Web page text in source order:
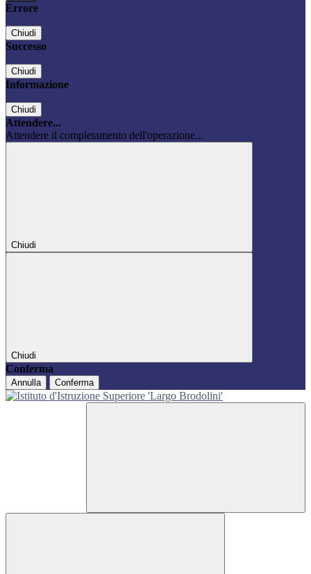
Errore
Chiudi
Successo
Chiudi
Informazione
Chiudi
Attendere...
Attendere il completamento dell'operazione...
Chiudi
Chiudi
Conferma
Annulla Conferma